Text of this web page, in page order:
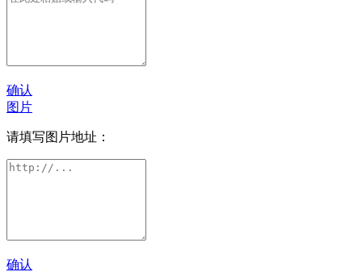
确认
图片
请填写图片地址：
确认